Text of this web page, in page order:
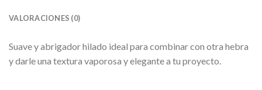
VALORACIONES (0)
Suave y abrigador hilado ideal para combinar con otra hebra
y darle una textura vaporosa y elegante a tu proyecto.